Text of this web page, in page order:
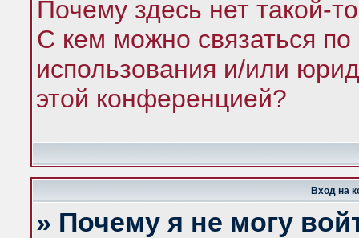
Почему здесь нет такой-
С кем можно связаться по
использования и/или
этой конференцией?
Вход на
» Почему я не могу